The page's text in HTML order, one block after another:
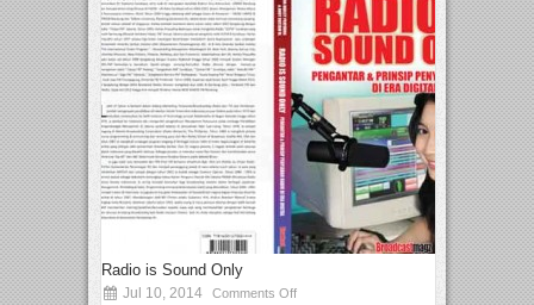
Radio is Sound Only
Jul 10, 2014 Comments Off